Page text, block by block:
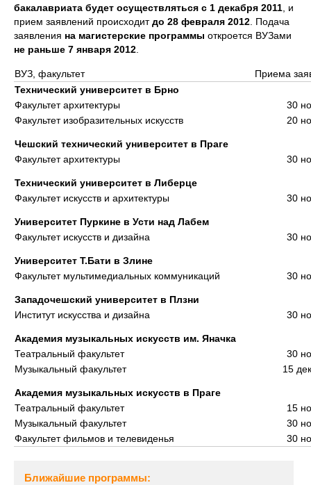
бакалавриата будет осуществляться с 1 декабря 2011 , и
прием заявлений происходитдо 28 февраля 2012 . Подача
заявления на магистерские программы откроется ВУЗами
не раньше 7 января 2012
ВУЗ, факультет
Приема
Технический университет в Брно
Факультет архитектуры
30
Факультет изобразительных искусств
20
Чешский технический университет в Праге
Факультет архитектуры
30
Технический университет в Либерце
Факультет искусств и архитектуры
30
Университет Пуркине в Усти над Лабем
Факультет искусств и дизайна
30
Университет Т.Бати в Злине
Факультет мультимедиальных коммуникаций
30
Западочешский университет в Плзни
Институт искусства и дизайна
30
Академия музыкальных искусств им. Яначка
Театральный факультет
30
Музыкальный факультет
15
Академия музыкальных искусств в Праге
Театральный факультет
15
Музыкальный факультет
30
Факультет фильмов и телевиденья
30
Ближайшие программы: